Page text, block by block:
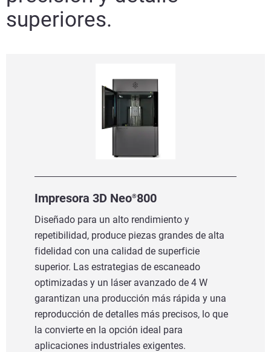
superiores.
Impresora 3D Neo®800
Diseñado para un alto rendimiento y
repetibilidad, produce piezas grandes de alta
fidelidad con una calidad de superficie
superior. Las estrategias de escaneado
optimizadas y un láser avanzado de 4 W
garantizan una producción más rápida y una
reproducción de detalles más precisos, lo que
la convierte en la opción ideal para
aplicaciones industriales exigentes.